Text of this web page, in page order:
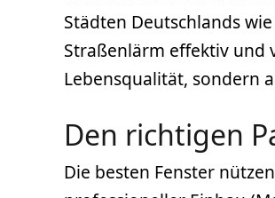
Städten Deutschlands wie
Straßenlärm effektiv und
Lebensqualität, sondern
Den richtigen
Die besten Fenster